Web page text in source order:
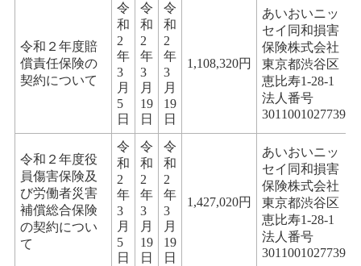
令和２年度賠
償責任保険の
契約について
令
和
2
年
3
月
5
日
令
和
2
年
3
月
19
日
令
和
2
年
3
月
19
日
1,108,320円
あいおいニッ
セイ同和損害
保険株式会社
東京都渋谷区
恵比寿1-28-1
法人番号
3011001027739
令和２年度役
員傷害保険及
び労働者災害
補償総合保険
の契約につい
て
令
和
2
年
3
月
5
日
令
和
2
年
3
月
19
日
令
和
2
年
3
月
19
日
1,427,020円
あいおいニッ
セイ同和損害
保険株式会社
東京都渋谷区
恵比寿1-28-1
法人番号
3011001027739